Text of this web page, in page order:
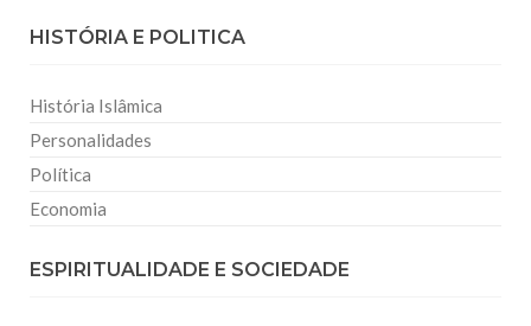
HISTÓRIA E POLITICA
História Islâmica
Personalidades
Política
Economia
ESPIRITUALIDADE E SOCIEDADE